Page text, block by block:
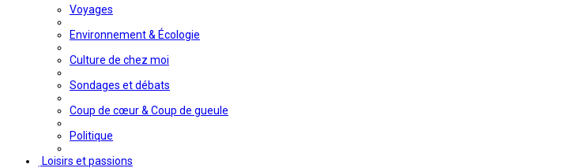
Voyages
Environnement & Écologie
Culture de chez moi
Sondages et débats
Coup de cœur & Coup de gueule
Politique
Loisirs et passions